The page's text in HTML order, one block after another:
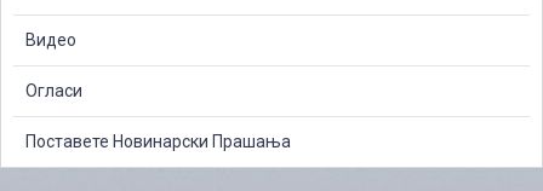
Видео
Огласи
Поставете Новинарски Прашања